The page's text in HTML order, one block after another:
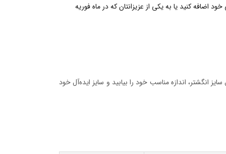
کنید یا به یکی از عزیزانتان که در ماه فوریه
انگشتر، اندازه مناسب خود را بیابید و سایز ایده‌آل خود